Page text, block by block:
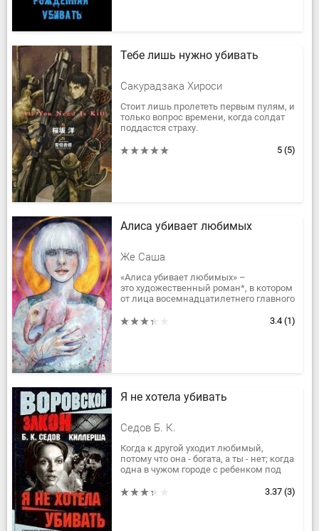
Тебе лишь нужно убивать
Сакурадзака Хироcи
Стоит лишь пролететь первым пулям, и
только вопрос времени, когда солдат
поддастся страху.
5 (5)
Алиса убивает любимых
Же Саша
«Алиса убивает любимых» –
это художественный роман*, в котором
от лица восемнадцатилетнего главного
одной осени из его жизни: об...
3.4 (1)
Я не хотела убивать
Седов Б. К.
Когда к другой уходит любимый,
потому что она - богата, а ты - нет; когда
одна в чужом городе с ребенком под
грязь, выход один -...
3.37 (3)